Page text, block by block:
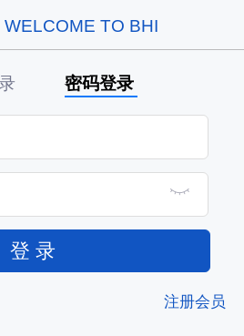
WELCOME TO BHI
密码登录
登 录
注册会员